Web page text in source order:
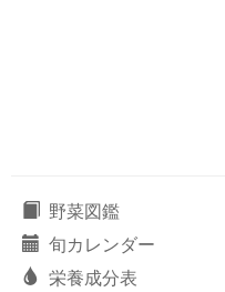
野菜図鑑
旬カレンダー
栄養成分表